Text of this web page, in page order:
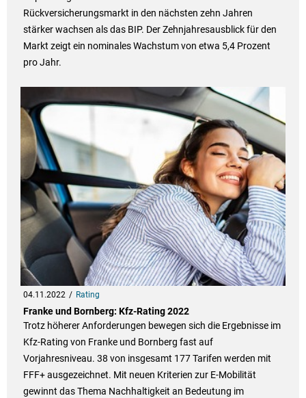
Rückversicherungsmarkt in den nächsten zehn Jahren
stärker wachsen als das BIP. Der Zehnjahresausblick für den
Markt zeigt ein nominales Wachstum von etwa 5,4 Prozent
pro Jahr.
04.11.2022 Rating
Franke und Bornberg: Kfz-Rating 2022
Trotz höherer Anforderungen bewegen sich die Ergebnisse im
Kfz-Rating von Franke und Bornberg fast auf
Vorjahresniveau. 38 von insgesamt 177 Tarifen werden mit
FFF+ ausgezeichnet. Mit neuen Kriterien zur E-Mobilität
gewinnt das Thema Nachhaltigkeit an Bedeutung im